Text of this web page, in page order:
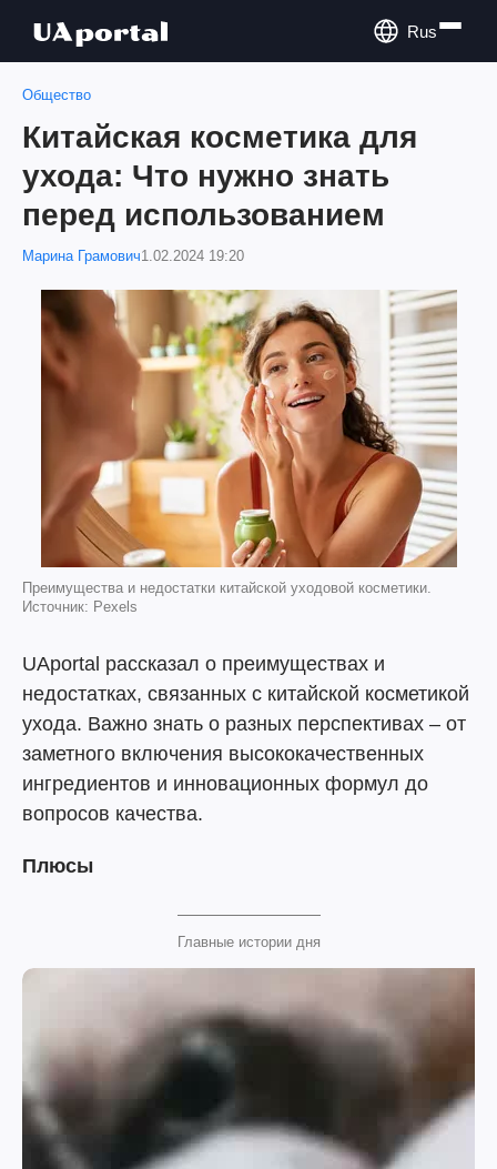
Rus
Общество
Китайская косметика для
ухода: Что нужно знать
перед использованием
Марина Грамович1.02.2024 19:20
Преимущества и недостатки китайской уходовой косметики.
Источник: Pexels
UAportal рассказал о преимуществах и
недостатках, связанных с китайской косметикой
ухода. Важно знать о разных перспективах – от
заметного включения высококачественных
ингредиентов и инновационных формул до
вопросов качества.
Плюсы
Главные истории дня